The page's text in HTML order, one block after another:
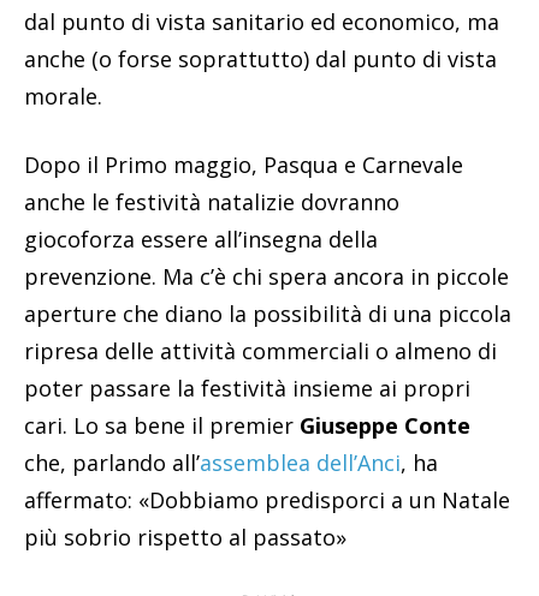
dal punto di vista sanitario ed economico, ma
anche (o forse soprattutto) dal punto di vista
morale.
Dopo il Primo maggio, Pasqua e Carnevale
anche le festività natalizie dovranno
giocoforza essere all’insegna della
prevenzione. Ma c’è chi spera ancora in piccole
aperture che diano la possibilità di una piccola
ripresa delle attività commerciali o almeno di
poter passare la festività insieme ai propri
cari. Lo sa bene il premier Giuseppe Conte
che, parlando all’assemblea dell’Anci, ha
affermato: «Dobbiamo predisporci a un Natale
più sobrio rispetto al passato»